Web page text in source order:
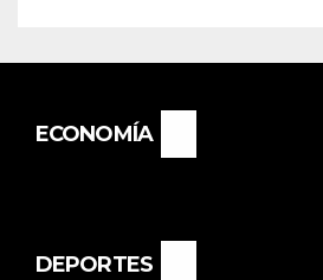
ECONOMÍA
DEPORTES